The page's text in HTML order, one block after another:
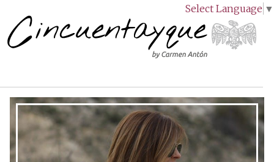
Select Language ▼